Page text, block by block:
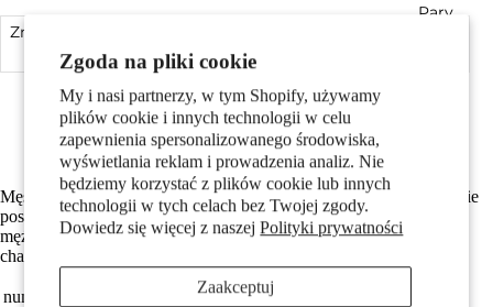
Zgoda na pliki cookie
My i nasi partnerzy, w tym Shopify, używamy
plików cookie i innych technologii w celu
zapewnienia spersonalizowanego środowiska,
wyświetlania reklam i prowadzenia analiz. Nie
będziemy korzystać z plików cookie lub innych
technologii w tych celach bez Twojej zgody.
Dowiedz się więcej z naszejPolityki prywatności
Zaakceptuj
Pary
Zmniejsz ilość
Wykonane z odzyskanego złota
Średnica wewnętrzna oczka wynosi 3.0 mm
Darmowa dostawa
Męski wisiorek wykonany z 375 złota żółtego, przedstawiający dwie
postacie w uścisku, symbolizujący siłę i wsparcie. Idealny dla
mężczyzn ceniących unikalne, artystyczne dodatki o sportowym
charakterze. Perfekcyjny prezent dla aktywnych i dynamicznych.
numer zamówienia
520604